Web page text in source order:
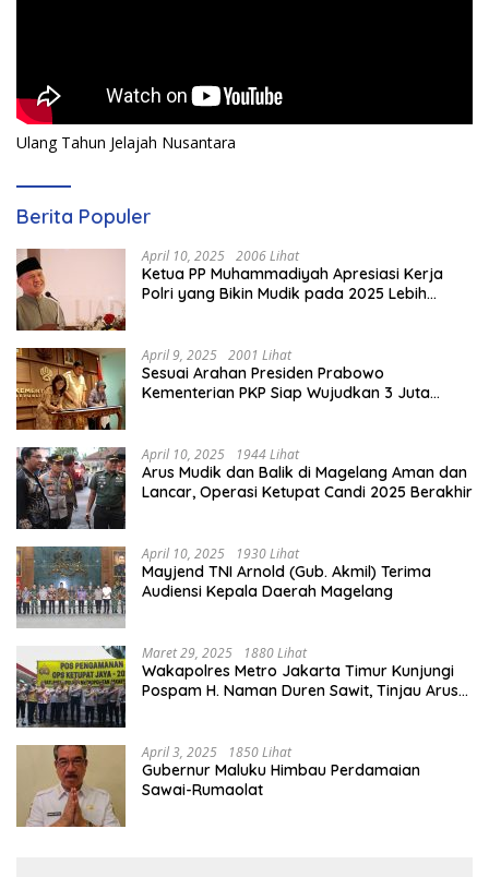
Ulang Tahun Jelajah Nusantara
Berita Populer
April 10, 2025 2006 Lihat
Ketua PP Muhammadiyah Apresiasi Kerja
Polri yang Bikin Mudik pada 2025 Lebih
April 9, 2025 2001 Lihat
Sesuai Arahan Presiden Prabowo
Kementerian PKP Siap Wujudkan 3 Juta
April 10, 2025 1944 Lihat
Arus Mudik dan Balik di Magelang Aman dan
Lancar, Operasi Ketupat Candi 2025 Berakhir
April 10, 2025 1930 Lihat
Mayjend TNI Arnold (Gub. Akmil) Terima
Audiensi Kepala Daerah Magelang
Maret 29, 2025 1880 Lihat
Wakapolres Metro Jakarta Timur Kunjungi
Pospam H. Naman Duren Sawit, Tinjau Arus
April 3, 2025 1850 Lihat
Gubernur Maluku Himbau Perdamaian
Sawai-Rumaolat